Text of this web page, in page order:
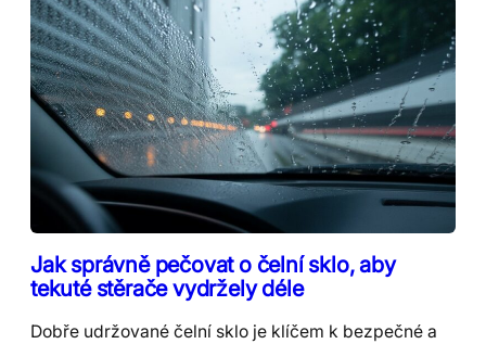
Jak správně pečovat o čelní sklo, aby
tekuté stěrače vydržely déle
Dobře udržované čelní sklo je klíčem k bezpečné a